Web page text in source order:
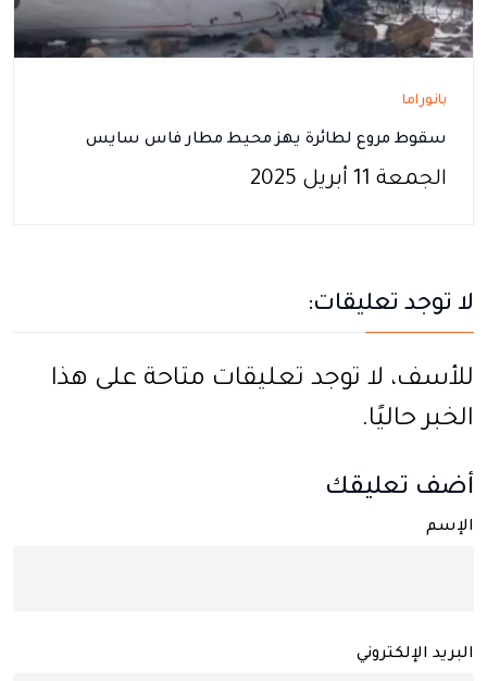
بانوراما
سقوط مروع لطائرة يهز محيط مطار فاس سايس
الجمعة 11 أبريل 2025
لا توجد تعليقات:
للأسف، لا توجد تعليقات متاحة على هذا
الخبر حاليًا.
أضف تعليقك
الإسم
البريد الإلكتروني